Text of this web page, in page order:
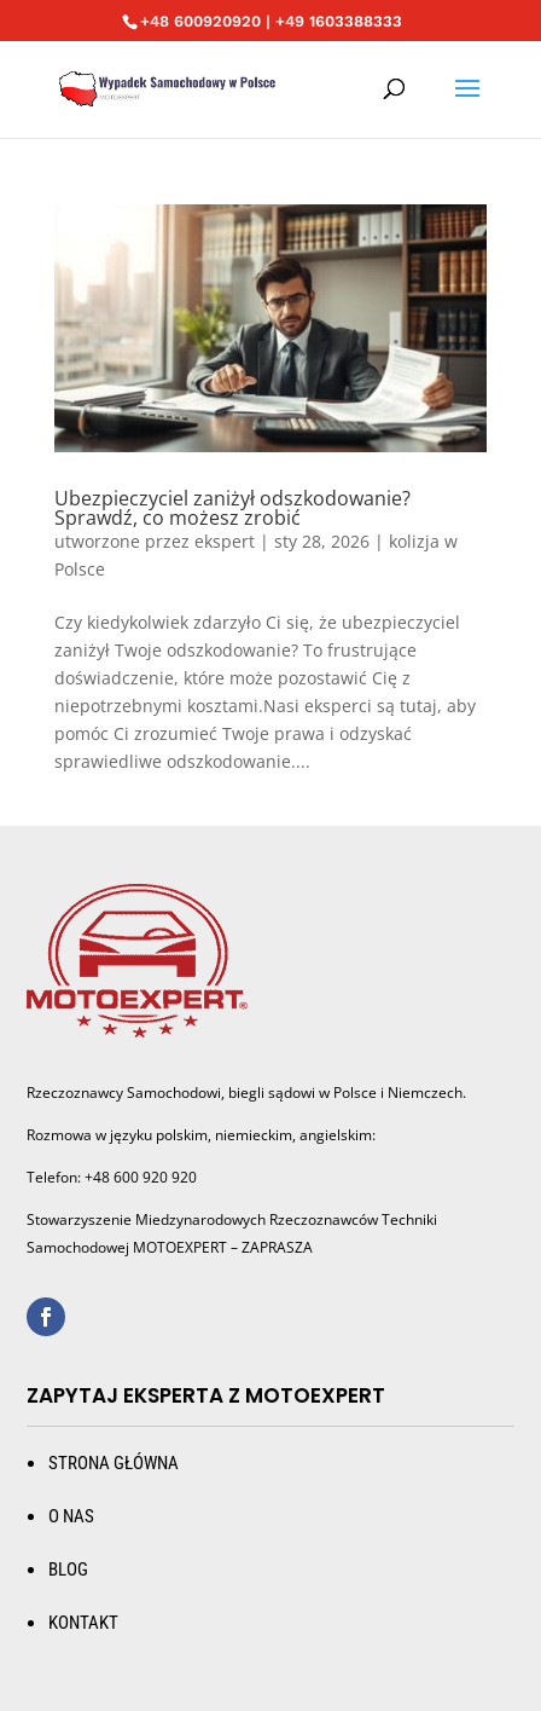
+48 600920920 | +49 1603388333
Ubezpieczyciel zaniżył odszkodowanie?
Sprawdź, co możesz zrobić
utworzone przez ekspert| sty 28, 2026| kolizja w
Polsce
Czy kiedykolwiek zdarzyło Ci się, że ubezpieczyciel
zaniżył Twoje odszkodowanie? To frustrujące
doświadczenie, które może pozostawić Cię z
niepotrzebnymi kosztami.Nasi eksperci są tutaj, aby
pomóc Ci zrozumieć Twoje prawa i odzyskać
sprawiedliwe odszkodowanie....
Rzeczoznawcy Samochodowi, biegli sądowi w Polsce i Niemczech.
Rozmowa w języku polskim, niemieckim, angielskim:
Telefon: +48 600 920 920
Stowarzyszenie Miedzynarodowych Rzeczoznawców Techniki
Samochodowej MOTOEXPERT – ZAPRASZA
ZAPYTAJ EKSPERTA Z MOTOEXPERT
STRONA GŁÓWNA
O NAS
BLOG
KONTAKT